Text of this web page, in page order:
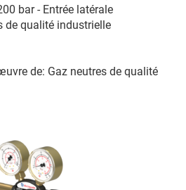
bar - Entrée latérale
de qualité industrielle
de: Gaz neutres de qualité